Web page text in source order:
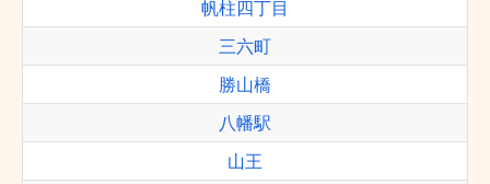
帆柱四丁目
三六町
勝山橋
八幡駅
山王